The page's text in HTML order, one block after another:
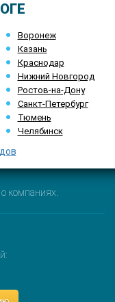
Воронеж
Казань
Краснодар
Нижний Новгород
Ростов-на-Дону
Санкт-Петербург
Тюмень
Челябинск
компаниях.